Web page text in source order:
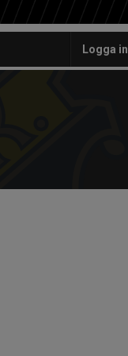
Logga in